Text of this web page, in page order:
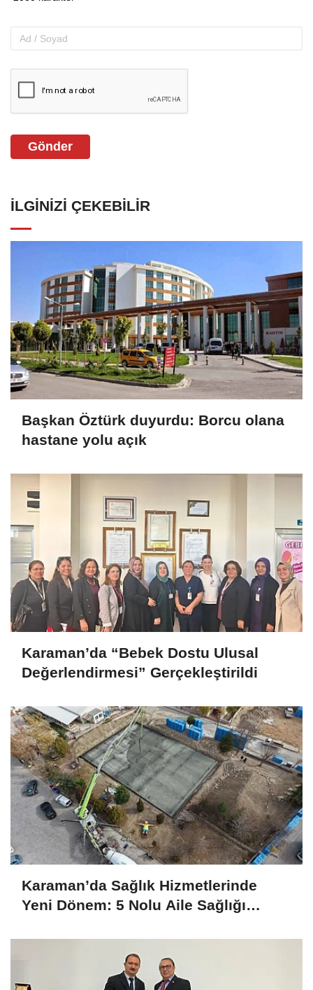
Gönder
İLGINIZI ÇEKEBILIR
Başkan Öztürk duyurdu: Borcu olana
hastane yolu açık
Karaman’da “Bebek Dostu Ulusal
Değerlendirmesi” Gerçekleştirildi
Karaman’da Sağlık Hizmetlerinde
Yeni Dönem: 5 Nolu Aile Sağlığı